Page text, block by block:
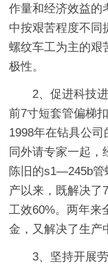
作量和经济效益的
中按艰苦程度不
螺纹车工为主的艰
极性。
2、促进科技
前7寸短套管偏梯
1998年在钻具公
同外请专家一起，
陈旧的s1—245b管
产以来，既解决了
工效60%。两年来
金，又解决了生产
3、坚持开展